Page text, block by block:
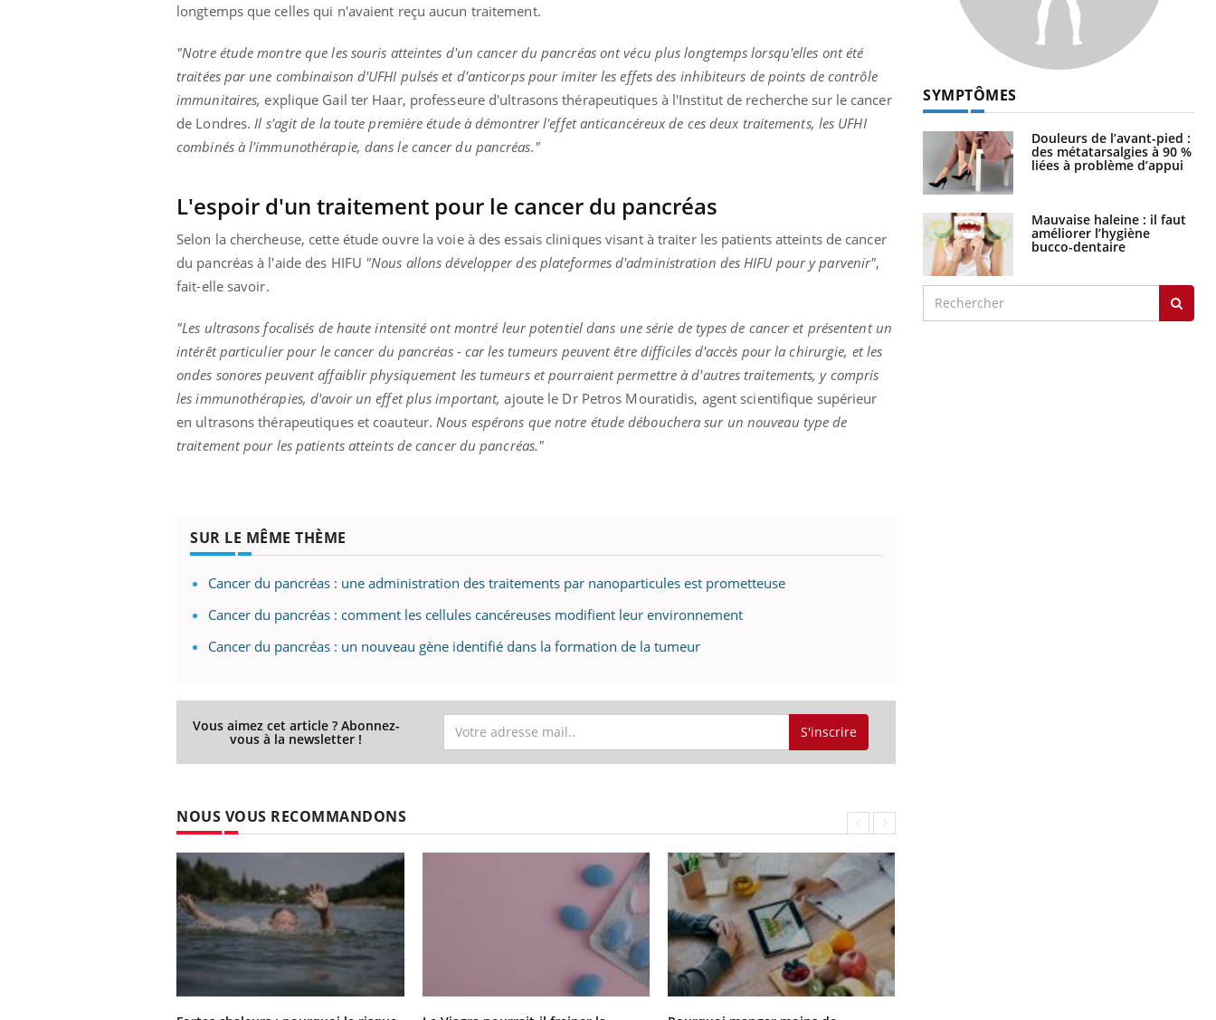
longtemps que celles qui n'avaient reçu aucun traitement.
"Notre étude montre que les souris atteintes d'un cancer du pancréas ont vécu plus longtemps lorsqu'elles ont été
traitées par une combinaison d'UFHI pulsés et d'anticorps pour imiter les effets des inhibiteurs de points de contrôle
immunitaires, explique Gail ter Haar, professeure d'ultrasons thérapeutiques à l'Institut de recherche sur le cancer
de Londres. Il s'agit de la toute première étude à démontrer l'effet anticancéreux de ces deux traitements, les UFHI
combinés à l'immunothérapie, dans le cancer du pancréas."
L'espoir d'un traitement pour le cancer du pancréas
Selon la chercheuse, cette étude ouvre la voie à des essais cliniques visant à traiter les patients atteints de cancer
du pancréas à l'aide des HIFU "Nous allons développer des plateformes d'administration des HIFU pour y parvenir",
fait-elle savoir.
"Les ultrasons focalisés de haute intensité ont montré leur potentiel dans une série de types de cancer et présentent un
intérêt particulier pour le cancer du pancréas - car les tumeurs peuvent être difficiles d'accès pour la chirurgie, et les
ondes sonores peuvent affaiblir physiquement les tumeurs et pourraient permettre à d'autres traitements, y compris
les immunothérapies, d'avoir un effet plus important, ajoute le Dr Petros Mouratidis, agent scientifique supérieur
en ultrasons thérapeutiques et coauteur. Nous espérons que notre étude débouchera sur un nouveau type de
traitement pour les patients atteints de cancer du pancréas."
SUR LE MÊME THÈME
Cancer du pancréas : une administration des traitements par nanoparticules est prometteuse
Cancer du pancréas : comment les cellules cancéreuses modifient leur environnement
Cancer du pancréas : un nouveau gène identifié dans la formation de la tumeur
Vous aimez cet article ? Abonnez-
vous à la newsletter ! S'inscrire
NOUS VOUS RECOMMANDONS
SYMPTÔMES
Douleurs de l’avant-pied :
des métatarsalgies à 90 %
liées à problème d’appui
Mauvaise haleine : il faut
améliorer l’hygiène
bucco-dentaire